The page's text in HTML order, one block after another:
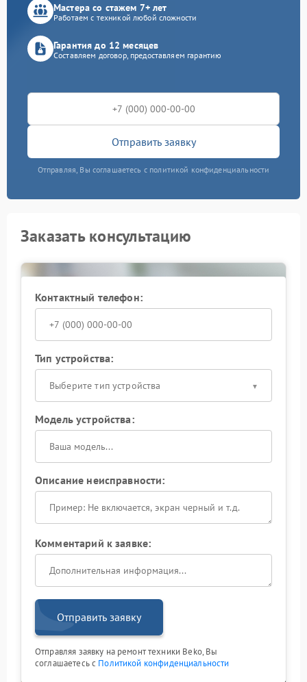
Мастера со стажем 7+ лет
Работаем с техникой любой сложности
Гарантия до 12 месяцев
Составляем договор, предоставляем гарантию
Отправить заявку
Отправляя, Вы соглашаетесь с политикой конфиденциальности
Заказать консультацию
Контактный телефон:
Тип устройства:
Выберите тип устройства
Модель устройства:
Описание неисправности:
Комментарий к заявке:
Отправить заявку
Отправляя заявку на ремонт техники Beko, Вы
соглашаетесь с Политикой конфиденциальности